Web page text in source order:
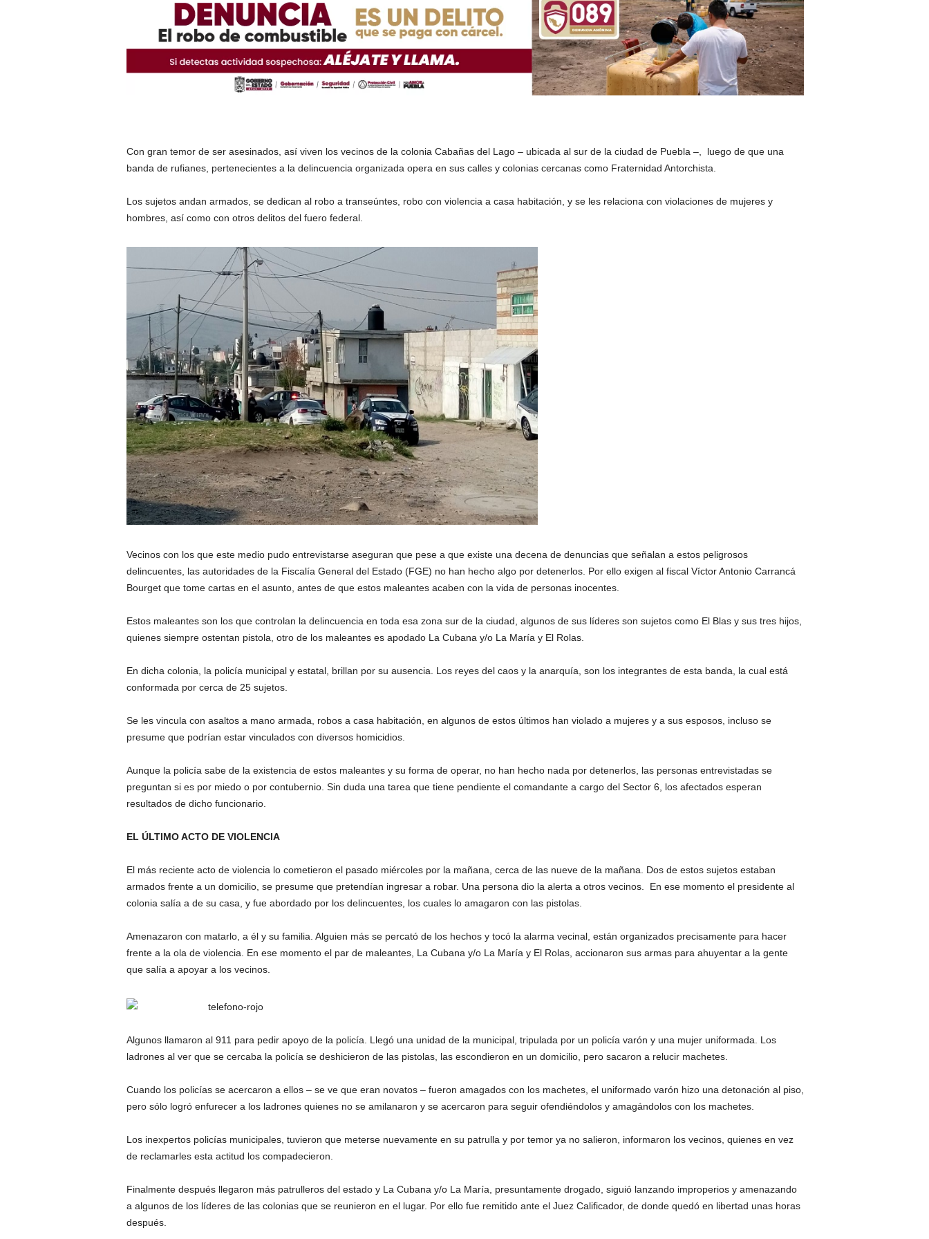
Con gran temor de ser asesinados, así viven los vecinos de la colonia Cabañas del Lago – ubicada al sur de la ciudad de Puebla –, luego de que una
banda de rufianes, pertenecientes a la delincuencia organizada opera en sus calles y colonias cercanas como Fraternidad Antorchista.
Los sujetos andan armados, se dedican al robo a transeúntes, robo con violencia a casa habitación, y se les relaciona con violaciones de mujeres y
hombres, así como con otros delitos del fuero federal.
Vecinos con los que este medio pudo entrevistarse aseguran que pese a que existe una decena de denuncias que señalan a estos peligrosos
delincuentes, las autoridades de la Fiscalía General del Estado (FGE) no han hecho algo por detenerlos. Por ello exigen al fiscal Víctor Antonio Carrancá
Bourget que tome cartas en el asunto, antes de que estos maleantes acaben con la vida de personas inocentes.
Estos maleantes son los que controlan la delincuencia en toda esa zona sur de la ciudad, algunos de sus líderes son sujetos como El Blas y sus tres hijos,
quienes siempre ostentan pistola, otro de los maleantes es apodado La Cubana y/o La María y El Rolas.
En dicha colonia, la policía municipal y estatal, brillan por su ausencia. Los reyes del caos y la anarquía, son los integrantes de esta banda, la cual está
conformada por cerca de 25 sujetos.
Se les vincula con asaltos a mano armada, robos a casa habitación, en algunos de estos últimos han violado a mujeres y a sus esposos, incluso se
presume que podrían estar vinculados con diversos homicidios.
Aunque la policía sabe de la existencia de estos maleantes y su forma de operar, no han hecho nada por detenerlos, las personas entrevistadas se
preguntan si es por miedo o por contubernio. Sin duda una tarea que tiene pendiente el comandante a cargo del Sector 6, los afectados esperan
resultados de dicho funcionario.
EL ÚLTIMO ACTO DE VIOLENCIA
El más reciente acto de violencia lo cometieron el pasado miércoles por la mañana, cerca de las nueve de la mañana. Dos de estos sujetos estaban
armados frente a un domicilio, se presume que pretendían ingresar a robar. Una persona dio la alerta a otros vecinos. En ese momento el presidente al
colonia salía a de su casa, y fue abordado por los delincuentes, los cuales lo amagaron con las pistolas.
Amenazaron con matarlo, a él y su familia. Alguien más se percató de los hechos y tocó la alarma vecinal, están organizados precisamente para hacer
frente a la ola de violencia. En ese momento el par de maleantes, La Cubana y/o La María y El Rolas, accionaron sus armas para ahuyentar a la gente
que salía a apoyar a los vecinos.
Algunos llamaron al 911 para pedir apoyo de la policía. Llegó una unidad de la municipal, tripulada por un policía varón y una mujer uniformada. Los
ladrones al ver que se cercaba la policía se deshicieron de las pistolas, las escondieron en un domicilio, pero sacaron a relucir machetes.
Cuando los policías se acercaron a ellos – se ve que eran novatos – fueron amagados con los machetes, el uniformado varón hizo una detonación al piso,
pero sólo logró enfurecer a los ladrones quienes no se amilanaron y se acercaron para seguir ofendiéndolos y amagándolos con los machetes.
Los inexpertos policías municipales, tuvieron que meterse nuevamente en su patrulla y por temor ya no salieron, informaron los vecinos, quienes en vez
de reclamarles esta actitud los compadecieron.
Finalmente después llegaron más patrulleros del estado y La Cubana y/o La María, presuntamente drogado, siguió lanzando improperios y amenazando
a algunos de los líderes de las colonias que se reunieron en el lugar. Por ello fue remitido ante el Juez Calificador, de donde quedó en libertad unas horas
después.